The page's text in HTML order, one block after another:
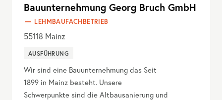
Bauunternehmung Georg Bruch GmbH
LEHMBAUFACHBETRIEB
55118 Mainz
AUSFÜHRUNG
Wir sind eine Bauunternehmung das Seit
1899 in Mainz besteht. Unsere
Schwerpunkte sind die Altbausanierung und